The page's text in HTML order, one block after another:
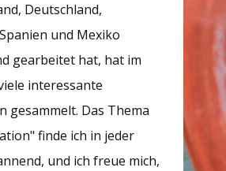
Deutschland,
und Mexiko
gearbeitet hat, hat im
interessante
gesammelt. Das Thema
finde ich in jeder
und ich freue mich,